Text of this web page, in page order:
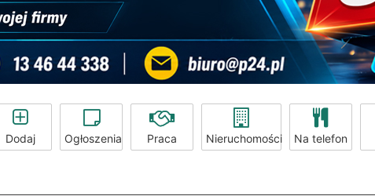
Dodaj Ogłoszenia Praca Nieruchomości Na telefon